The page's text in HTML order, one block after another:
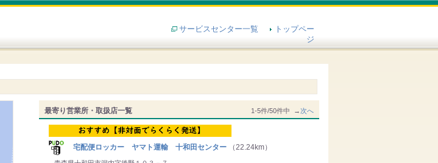
サービスセンター一覧
トップペー
ジ
最寄り営業所・取扱店一覧 1-5件/50件中 →次へ
宅配便ロッカー ヤマト運輸 十和田センター （22.24km）